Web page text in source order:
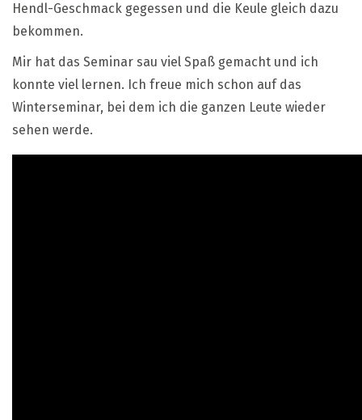
Hendl-Geschmack gegessen und die Keule gleich dazu
bekommen.
Mir hat das Seminar sau viel Spaß gemacht und ich
konnte viel lernen. Ich freue mich schon auf das
Winterseminar, bei dem ich die ganzen Leute wieder
sehen werde.